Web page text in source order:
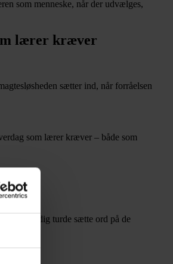
som menneske, når der udvælges,
lærer kræver
sætter ind, når forråelsen
som lærer kræver – både som
og samtidig turde sætte ord på de